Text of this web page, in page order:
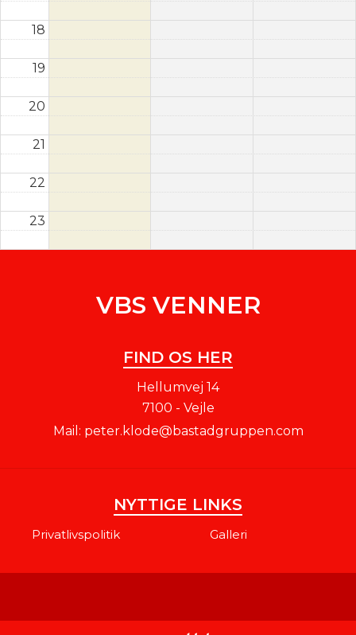
18
19
20
21
22
23
VBS VENNER
FIND OS HER
Hellumvej 14
7100 - Vejle
Mail: peter.klode@bastadgruppen.com
NYTTIGE LINKS
Privatlivspolitik Galleri